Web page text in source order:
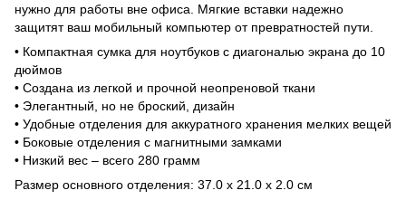
нужно для работы вне офиса. Мягкие вставки надежно
защитят ваш мобильный компьютер от превратностей пути.
• Компактная сумка для ноутбуков с диагональю экрана до 10
дюймов
• Создана из легкой и прочной неопреновой ткани
• Элегантный, но не броский, дизайн
• Удобные отделения для аккуратного хранения мелких вещей
• Боковые отделения с магнитными замками
• Низкий вес – всего 280 грамм
Размер основного отделения: 37.0 x 21.0 x 2.0 см